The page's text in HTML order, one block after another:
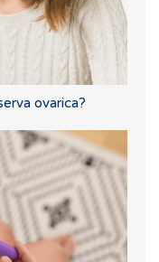
ovarica?